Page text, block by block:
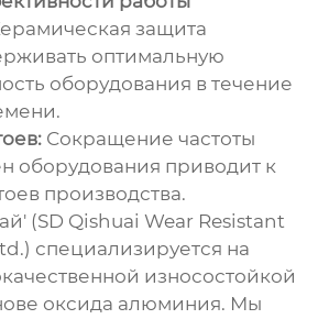
защита
оптимальную
оборудования в течение
Сокращение частоты
оборудования приводит к
производства.
(SD Qishuai Wear Resistant
специализируется на
износостойкой
оксида алюминия. Мы